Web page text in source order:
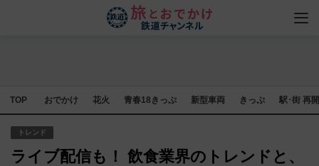
TOP おでかけ 花火 青春18きっぷ 新型車両 きっぷ 駅･街 再
トレンド
ライブ配信も！ 飲食業界のトレンドと、